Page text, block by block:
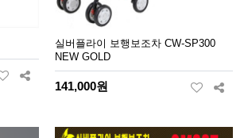
실버플라이 보행보조차 CW-SP300
NEW GOLD
141,000원